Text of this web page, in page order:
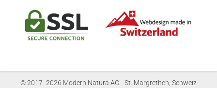
© 2017- 2026 Modern Natura AG - St. Margrethen, Schweiz